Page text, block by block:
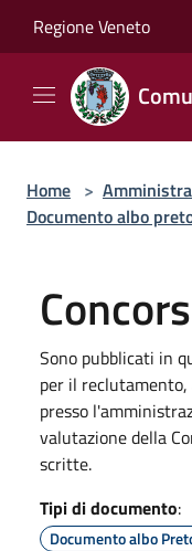
Regione Veneto
Home >
Documento albo
Sono pubblicati in
per il
presso
valutazione della
scritte.
Tipi di documento:
Documento albo